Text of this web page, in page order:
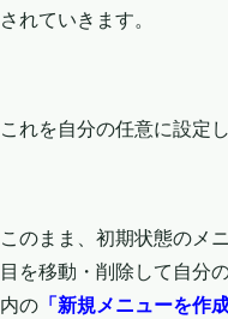
されていきます。
これを自分の任意に設定
このまま、初期状態のメ
目を移動・削除して自分
内の 「新規メニューを作成